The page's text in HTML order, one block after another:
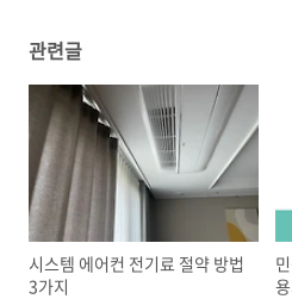
관련글
시스템 에어컨 전기료 절약 방법
3가지